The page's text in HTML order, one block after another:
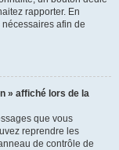
rapporter. En
afin de
» affiché lors de la
que vous
reprendre les
de contrôle de